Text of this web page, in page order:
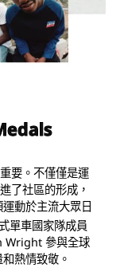
要。不僅僅是運
了社區的形成，
動於主流大眾日
單車國家隊成員
Wright 參與全球
熱情致敬。